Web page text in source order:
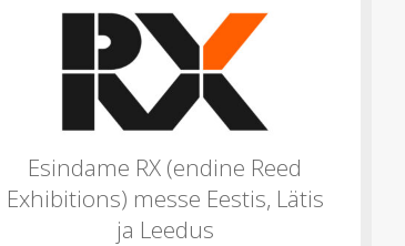
Esindame RX (endine Reed
Exhibitions) messe Eestis, Lätis
ja Leedus